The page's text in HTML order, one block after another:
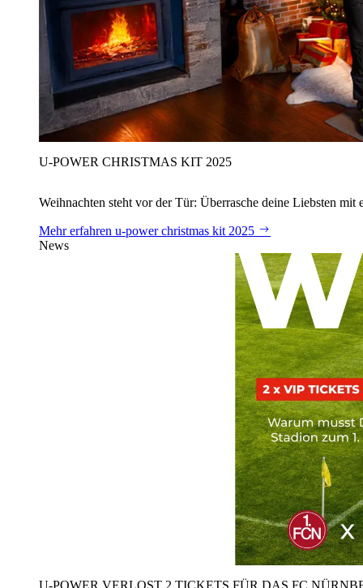
U‑POWER CHRISTMAS KIT 2025
Weihnachten steht vor der Tür: Überrasche deine Liebsten
Mehr erfahren u‑power christmas kit 2025
News
U‑POWER VERLOST 2 TICKETS FÜR DAS FC